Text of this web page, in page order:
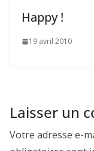
Happy !
19 avril 2010
Laisser un
Votre adresse e-